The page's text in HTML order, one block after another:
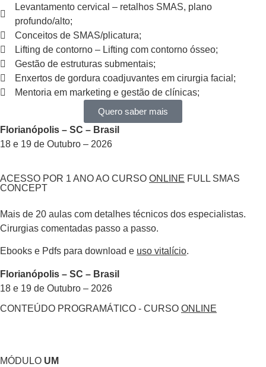
Levantamento cervical – retalhos SMAS, plano
profundo/alto;
Conceitos de SMAS/plicatura;
Lifting de contorno – Lifting com contorno ósseo;
Gestão de estruturas submentais;
Enxertos de gordura coadjuvantes em cirurgia facial;
Mentoria em marketing e gestão de clínicas;
Quero saber mais
Florianópolis – SC – Brasil
18 e 19 de Outubro – 2026
ACESSO POR 1 ANO AO CURSO ONLINE FULL SMAS
CONCEPT
Mais de 20 aulas com detalhes técnicos dos especialistas.
Cirurgias comentadas passo a passo.
Ebooks e Pdfs para download e uso vitalício.
Florianópolis – SC – Brasil
18 e 19 de Outubro – 2026
CONTEÚDO PROGRAMÁTICO - CURSO ONLINE
MÓDULO UM